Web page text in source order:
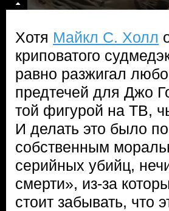
Хотя Майкл С. Холл
криповатого
равно разжигал
предтечей для Джо
той фигурой на ТВ,
И делать это было
собственным
серийных убийц,
смерти», из-за
стоит забывать, что